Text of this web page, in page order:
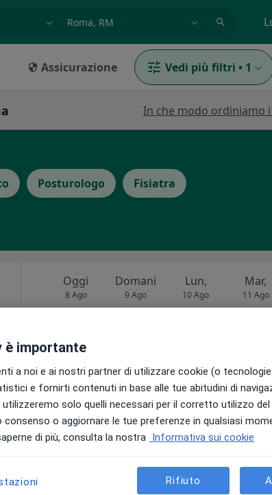
Assicurazione Vedi più filtri • 1
In che modo ordiniamo
Posturologo Fisiatra
Oggi
8 Ago
Domani
9 Ago
Lun,
10 Ago
Mar,
11 Ago
Non ci sono agende disponibili!
Chiedi di attivare le prenotazioni online
è importante
a noi e ai nostri partner di utilizzare cookie (o
e fornirti contenuti in base alle tue abitudini di
solo quelli necessari per il corretto utilizzo
consenso o aggiornare le tue preferenze in qualsiasi
di più, consulta la nostra Informativa sui cookie
Rifiuto